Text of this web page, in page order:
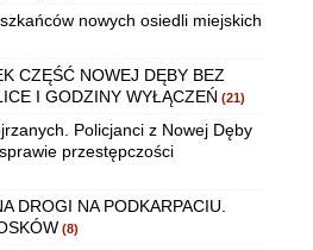
nowych osiedli miejskich
CZĘŚĆ NOWEJ DĘBY BEZ
I GODZINY WYŁĄCZEŃ (21)
Policjanci z Nowej Dęby
przestępczości
DROGI NA PODKARPACIU.
(8)